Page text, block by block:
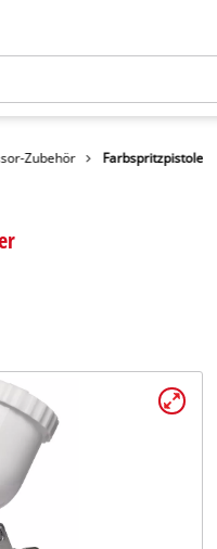
Zubehör Farbspritzpistole